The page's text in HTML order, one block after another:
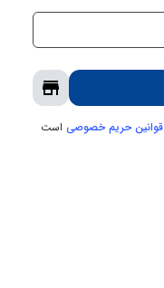
store
قوانین حریم‌ خصوصی است